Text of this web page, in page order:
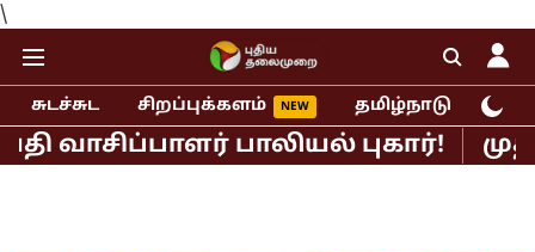
\
சுடச்சுட சிறப்புக்களம் தமிழ்நாடு
பாலியல் புகார்! முதல்வர்